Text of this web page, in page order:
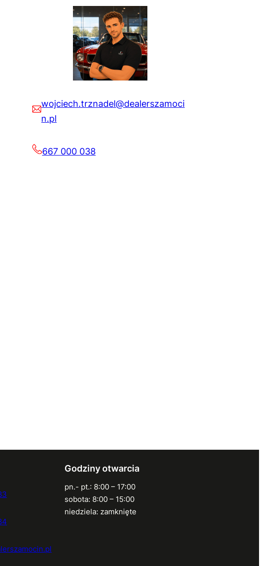
wojciech.trznadel@dealerszamoci
n.pl
667 000 038
Godziny otwarcia
pn.- pt.: 8:00 – 17:00
sobota: 8:00 – 15:00
niedziela: zamknięte